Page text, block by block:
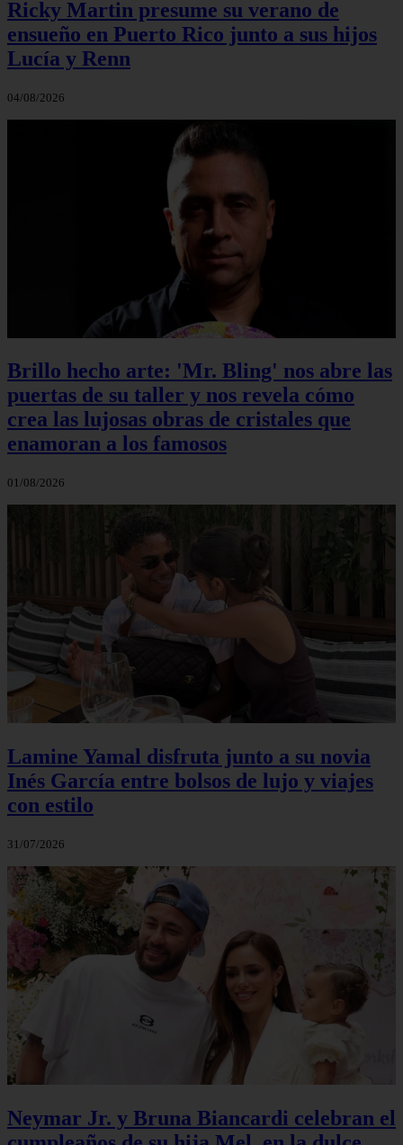
Ricky Martin presume su verano de
ensueño en Puerto Rico junto a sus hijos
Lucía y Renn
04/08/2026
Brillo hecho arte: 'Mr. Bling' nos abre las
puertas de su taller y nos revela cómo
crea las lujosas obras de cristales que
enamoran a los famosos
01/08/2026
Lamine Yamal disfruta junto a su novia
Inés García entre bolsos de lujo y viajes
con estilo
31/07/2026
Neymar Jr. y Bruna Biancardi celebran el